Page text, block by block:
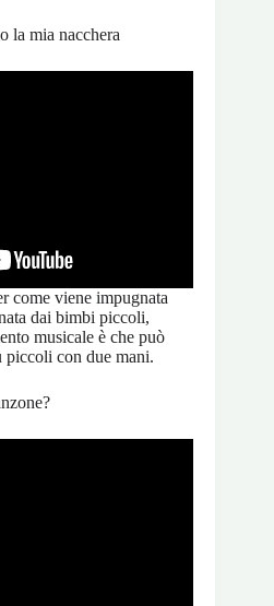
la mia nacchera
come viene impugnata
dai bimbi piccoli,
musicale è che può
piccoli con due mani.